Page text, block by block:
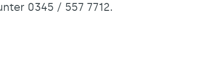
0345 / 557 7712.